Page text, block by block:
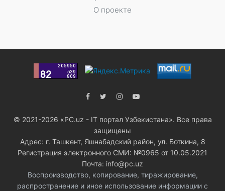
О проекте
© 2021-2026 «PC.uz - IT портал Узбекистана». Все права
защищены
Адрес: г. Ташкент, Яшнабадский район, ул. Боткина, 8
Регистрация электронного СМИ: №0965 от 10.05.2021
Почта: info@pc.uz
Воспроизводство, копирование, тиражирование,
распространение и иное использование информации с